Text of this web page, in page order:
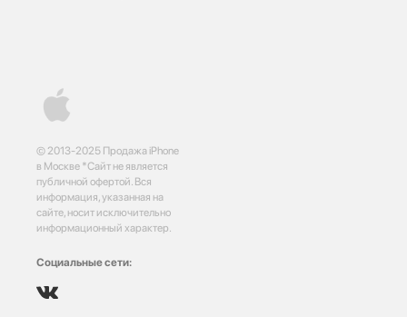
© 2013-2025 Продажа iPhone
в Москве *Сайт не является
публичной офертой. Вся
информация, указанная на
сайте, носит исключительно
информационный характер.
Социальные сети: